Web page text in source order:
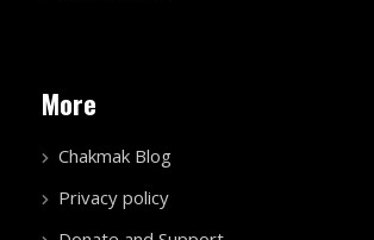
More
Chakmak Blog
Privacy policy